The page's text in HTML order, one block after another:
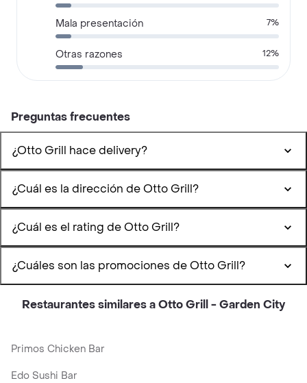
Mala presentación 7%
Otras razones 12%
Preguntas frecuentes
¿Otto Grill hace delivery?
¿Cuál es la dirección de Otto Grill?
¿Cuál es el rating de Otto Grill?
¿Cuáles son las promociones de Otto Grill?
Restaurantes similares a Otto Grill - Garden City
Primos Chicken Bar
Edo Sushi Bar